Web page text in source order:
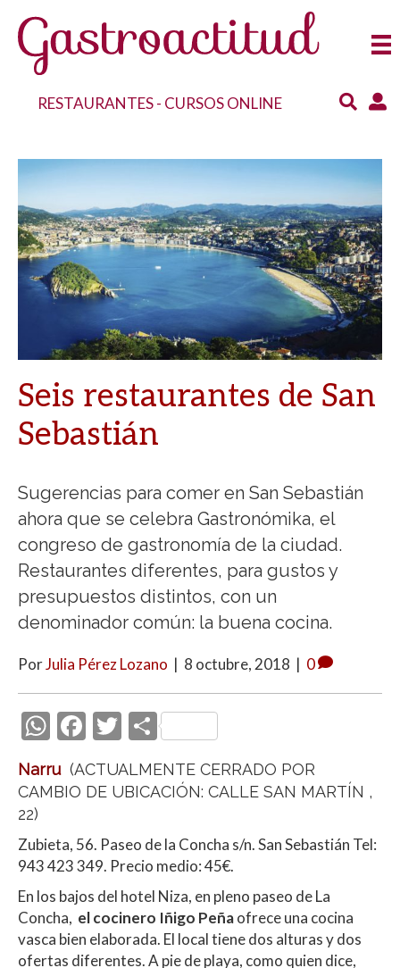
RESTAURANTES- CURSOS ONLINE
Seis restaurantes de San
Sebastián
Sugerencias para comer en San Sebastián
ahora que se celebra Gastronómika, el
congreso de gastronomía de la ciudad.
Restaurantes diferentes, para gustos y
presupuestos distintos, con un
denominador común: la buena cocina.
PorJulia Pérez Lozano | 8 octubre, 2018 | 0
W
at
A
p
p
F
ac
e
o
o
k
T
w
itt
C
o
m
ar
ti
r
Narru(ACTUALMENTE CERRADO POR
CAMBIO DE UBICACIÓN: CALLE SAN MARTÍN ,
22)
Zubieta, 56. Paseo de la Concha s/n. San Sebastián Tel:
943 423 349. Precio medio: 45€.
En los bajos del hotel Niza, en pleno paseo de La
Concha, el cocinero Iñigo Peñaofrece una cocina
vasca bien elaborada. El local tiene dos alturas y dos
ofertas diferentes. A pie de playa, como quien dice,